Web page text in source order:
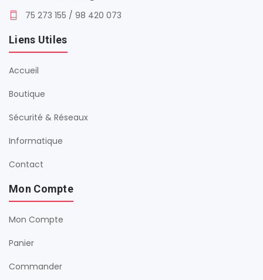
75 273 155 / 98 420 073
Liens Utiles
Accueil
Boutique
Sécurité & Réseaux
Informatique
Contact
Mon Compte
Mon Compte
Panier
Commander